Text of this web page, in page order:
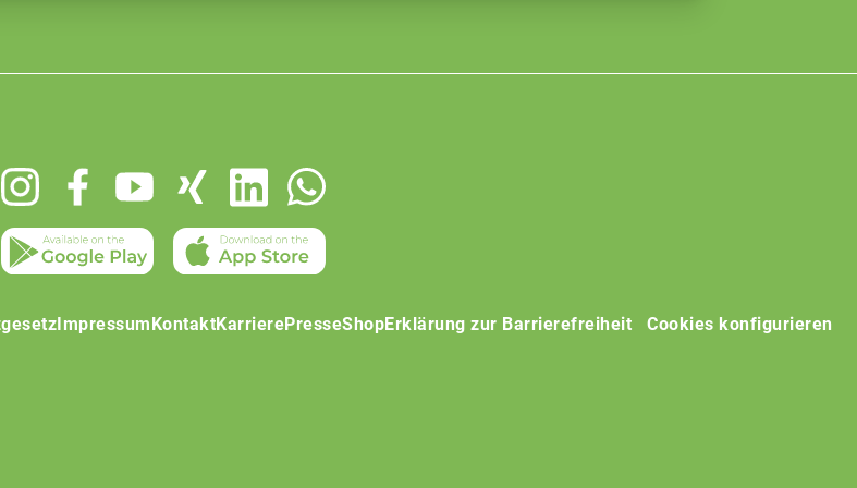
ImpressumKontaktKarrierePresseShopErklärung zur Barrierefreiheit Cookies konfigurieren